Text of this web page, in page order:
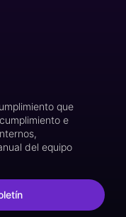
que
e
del equipo